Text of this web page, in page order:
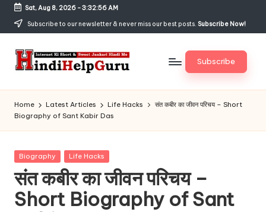
Skip
content
Sat, Aug 8, 2026-3:32:57 AM
Subscribe to our newsletter & never miss our best posts. Subscribe Now!
H
in
di
H
el
p
Jankari
Hindi
me
Subscribe
Home Latest Articles Life Hacks
संत कबीर का जीवन परिचय – Short
Biography of Sant Kabir Das
Posted
Biography Life Hacks
संत कबीर का जीवन परिचय –
Short Biography of Sant